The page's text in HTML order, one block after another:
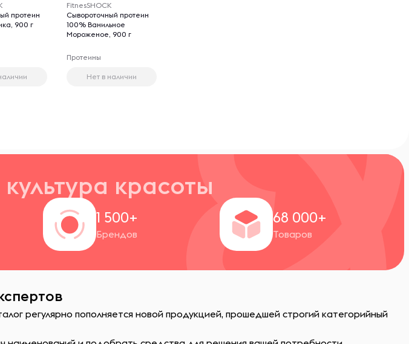
протеин
900 г
FitnesSHOCK
Сывороточный протеин
100% Ванильное
Мороженое, 900 г
Протеины
Нет в наличии
культура красоты
1 500+
Брендов
68 000+
Товаров
регулярно пополняется новой продукцией, прошедшей строгий категорийный